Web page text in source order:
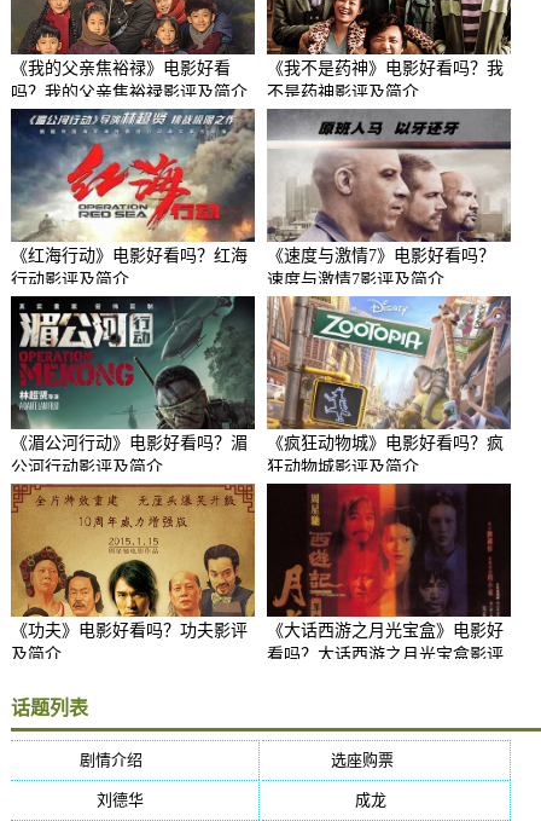
《我的父亲焦裕禄》电影好看
吗？我的父亲焦裕禄影评及简介
《我不是药神》电影好看吗？我
不是药神影评及简介
《红海行动》电影好看吗？红海
行动影评及简介
《速度与激情7》电影好看吗？
速度与激情7影评及简介
《湄公河行动》电影好看吗？湄
公河行动影评及简介
《疯狂动物城》电影好看吗？疯
狂动物城影评及简介
《功夫》电影好看吗？功夫影评
及简介
《大话西游之月光宝盒》电影好
看吗？大话西游之月光宝盒影评
话题列表
剧情介绍 选座购票(5384)
刘德华(50) 成龙(46)